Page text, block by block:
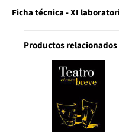
Ficha técnica - XI
Productos relacionados